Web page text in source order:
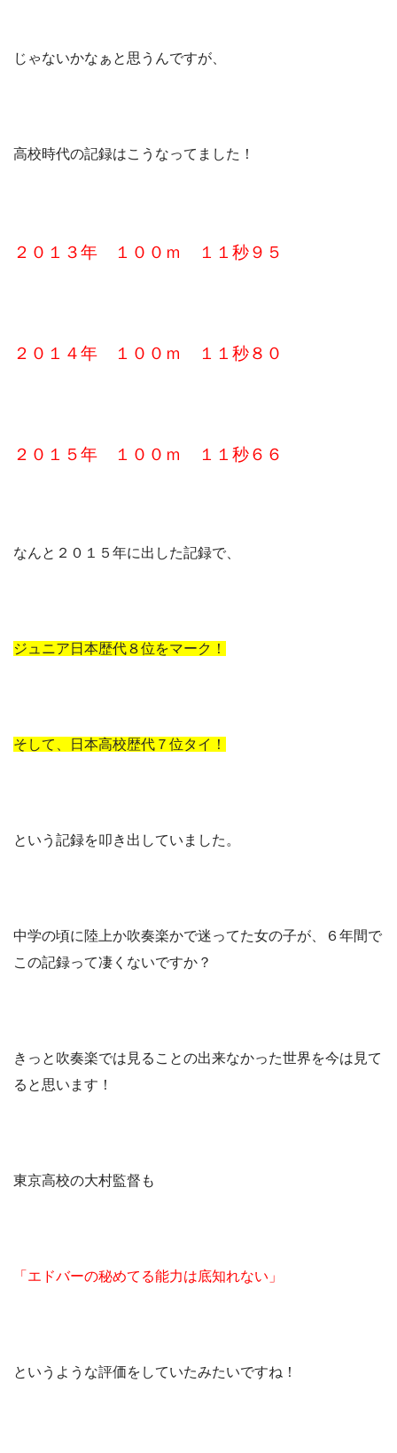
じゃないかなぁと思うんですが、
高校時代の記録はこうなってました！
２０１３年 １００ｍ １１秒９５
２０１４年 １００ｍ １１秒８０
２０１５年 １００ｍ １１秒６６
なんと２０１５年に出した記録で、
ジュニア日本歴代８位をマーク！
そして、日本高校歴代７位タイ！
という記録を叩き出していました。
中学の頃に陸上か吹奏楽かで迷ってた女の子が、６年間で
この記録って凄くないですか？
きっと吹奏楽では見ることの出来なかった世界を今は見て
ると思います！
東京高校の大村監督も
「エドバーの秘めてる能力は底知れない」
というような評価をしていたみたいですね！